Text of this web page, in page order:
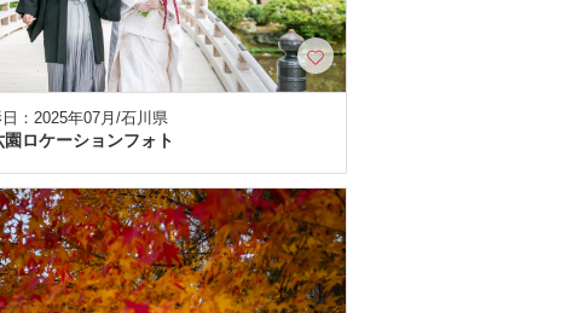
：2025年07月/石川県
園ロケーションフォト